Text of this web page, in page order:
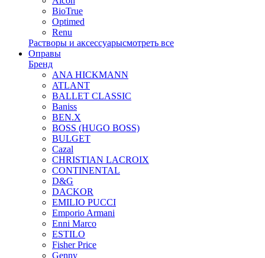
BioTrue
Optimed
Renu
Растворы и аксессуарысмотреть все
Оправы
Бренд
ANA HICKMANN
ATLANT
BALLET CLASSIC
Baniss
BEN.X
BOSS (HUGO BOSS)
BULGET
Cazal
CHRISTIAN LACROIX
CONTINENTAL
D&G
DACKOR
EMILIO PUCCI
Emporio Armani
Enni Marco
ESTILO
Fisher Price
Genny